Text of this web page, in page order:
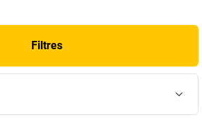
Filtres